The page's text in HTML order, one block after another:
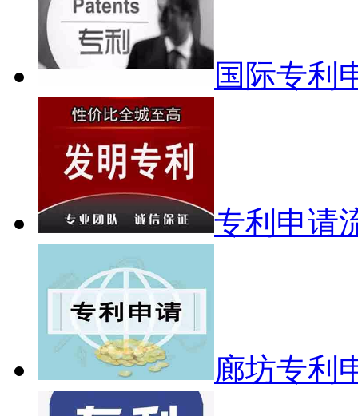
国际专利
专利申请
廊坊专利